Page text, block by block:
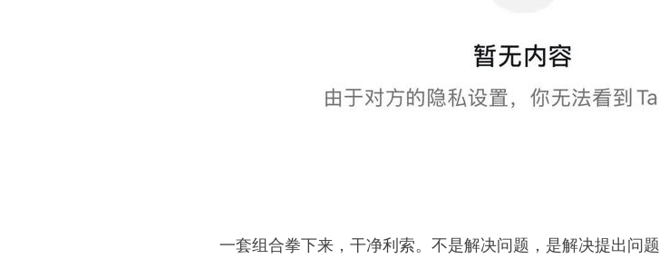
一套组合拳下来，干净利索。不是解决问题，是解决提出问题